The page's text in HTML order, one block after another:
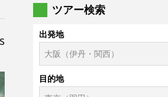
ツアー検索
出発地
目的地